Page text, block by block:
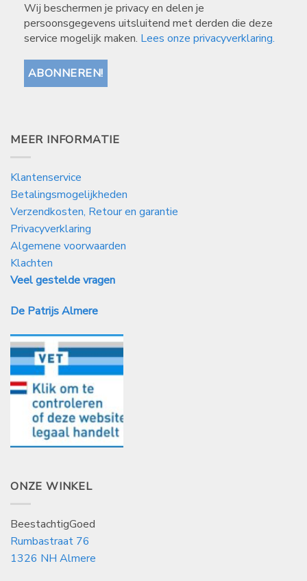
Wij beschermen je privacy en delen je
persoonsgegevens uitsluitend met derden die deze
service mogelijk maken. Lees onze privacyverklaring.
MEER INFORMATIE
Klantenservice
Betalingsmogelijkheden
Verzendkosten, Retour en garantie
Privacyverklaring
Algemene voorwaarden
Klachten
Veel gestelde vragen
De Patrijs Almere
ONZE WINKEL
BeestachtigGoed
Rumbastraat 76
1326 NH Almere